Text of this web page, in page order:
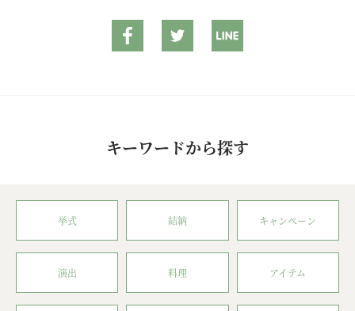
キーワードから探す
挙式 結納 キャンペーン
演出 料理 アイテム